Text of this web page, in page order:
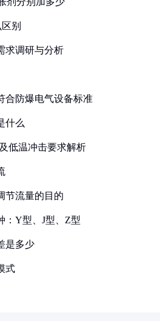
别
求调研与分析
合防爆电气设备标准
什么
低温冲击要求解析
节流量的目的
：Y型、J型、Z型
是多少
式